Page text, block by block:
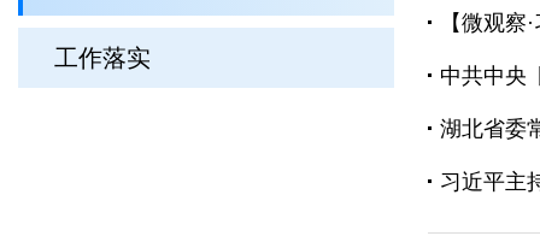
工作落实
【微观察·
中共中央
湖北省委
习近平主